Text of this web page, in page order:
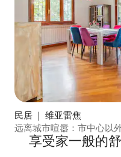
民居 ｜ 维亚雷焦
远离城市喧嚣：市中心以
享受家一般的